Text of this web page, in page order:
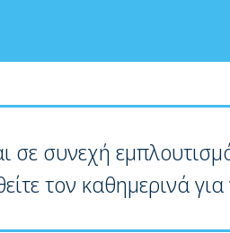
σε συνεχή
τον καθημερινά